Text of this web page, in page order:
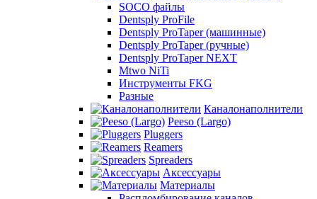
SOCO файлы
Dentsply ProFile
Dentsply ProTaper (машинные)
Dentsply ProTaper (ручные)
Dentsply ProTaper NEXT
Mtwo NiTi
Инструменты FKG
Разные
Каналонаполнители
Peeso (Largo)
Pluggers
Reamers
Spreaders
Аксессуары
Материалы